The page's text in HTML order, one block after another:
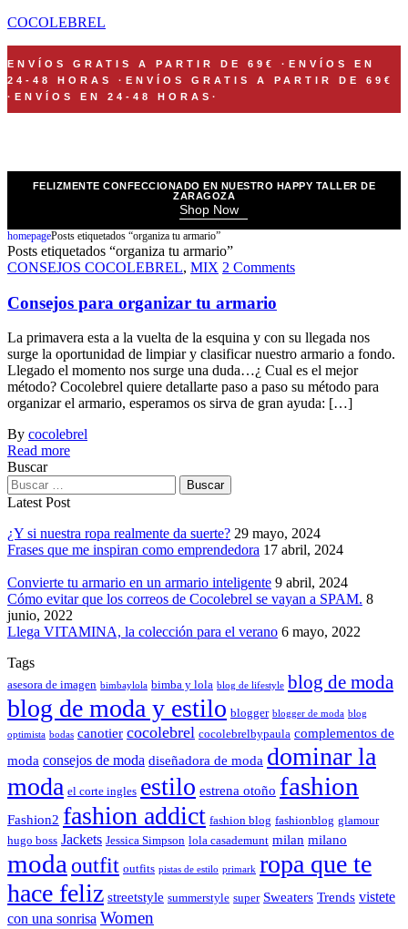
COCOLEBREL
ENVÍOS GRATIS A PARTIR DE 69€ · ENVÍOS EN
24-48 HORAS · ENVÍOS GRATIS A PARTIR DE 69€
· ENVÍOS EN 24-48 HORAS ·
FELIZMENTE CONFECCIONADO EN NUESTRO HAPPY TALLER DE
ZARAGOZA
Shop Now
homepagePosts etiquetados “organiza tu armario”
Posts etiquetados “organiza tu armario”
CONSEJOS COCOLEBREL, MIX 2 Comments
Consejos para organizar tu armario
La primavera esta a la vuelta de la esquina y con su llegada nos
surge la oportunidad de limpiar y clasificar nuestro armario a fondo.
Llegado el momento nos surge una duda…¿ Cual es el mejor
método? Cocolebrel quiere detallarte paso a paso su método para
organizar el armario, esperamos os sirva de gran ayuda: […]
By cocolebrel
Read more
Buscar
Latest Post
¿Y si nuestra ropa realmente da suerte? 29 mayo, 2024
Frases que me inspiran como emprendedora 17 abril, 2024
Convierte tu armario en un armario inteligente 9 abril, 2024
Cómo evitar que los correos de Cocolebrel se vayan a SPAM. 8
junio, 2022
Llega VITAMINA, la colección para el verano 6 mayo, 2022
Tags
asesora de imagen bimbaylola bimba y lola blog de lifestyle blog de moda
blog de moda y estilo blogger blogger de moda blog
optimista bodas canotier cocolebrel cocolebrelbypaula complementos de
moda consejos de moda diseñadora de moda dominar la
moda el corte ingles estilo estrena otoño fashion
Fashion2 fashion addict fashion blog fashionblog glamour
hugo boss Jackets Jessica Simpson lola casademunt milan milano
modaoutfit outfits pistas de estilo primark ropa que te
hace feliz streetstyle summerstyle super Sweaters Trends vistete
con una sonrisa Women